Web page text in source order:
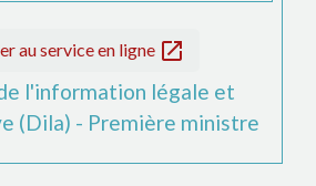
au service en ligne open_in_new
l'information légale et
(Dila) - Première ministre